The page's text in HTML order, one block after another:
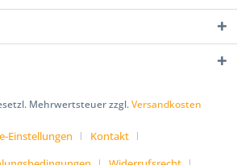
Mehrwertsteuer zzgl.Versandkosten
Einstellungen
Kontakt